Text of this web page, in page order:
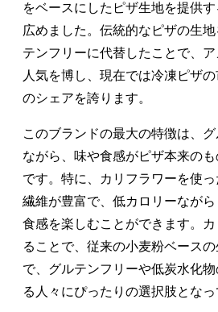
をベースにしたピザ生地を提供
広めました。伝統的なピザの生
テンフリーに代替したことで、
人気を博し、現在では冷凍ピザ
のシェアを誇ります。
このブランドの最大の特徴は、
ながら、味や食感がピザ本来の
です。特に、カリフラワーを使
繊維が豊富で、低カロリーなが
食感を楽しむことができます。
ることで、従来の小麦粉ベース
で、グルテンフリーや低炭水化
る人々にぴったりの選択肢となっ